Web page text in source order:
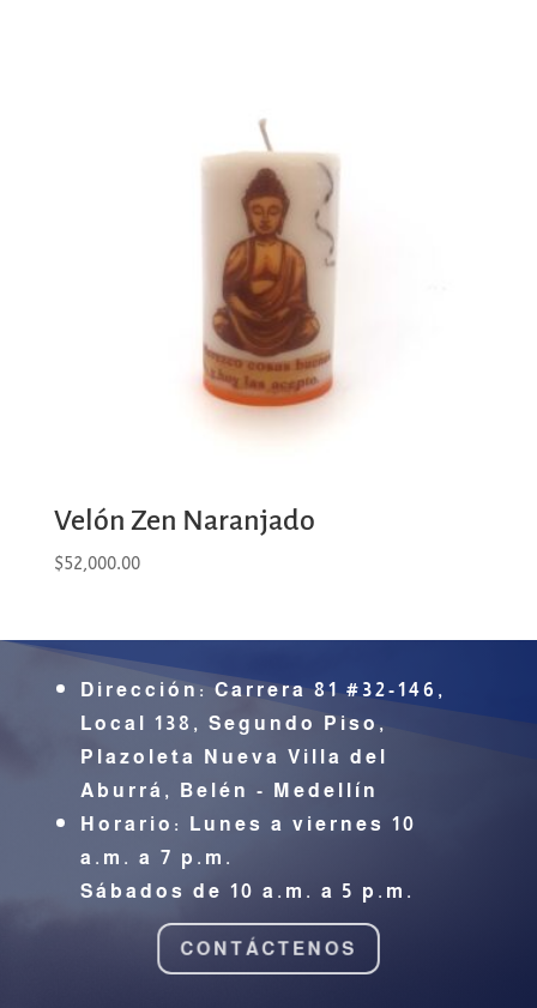
Velón Zen Naranjado
$52,000.00
Dirección: Carrera 81 #32-146,
Local 138, Segundo Piso,
Plazoleta Nueva Villa del
Aburrá,
Belén - Medellín
Horario: Lunes a viernes 10
a.m. a 7 p.m.
Sábados de 10 a.m. a 5 p.m.
CONTÁCTENOS